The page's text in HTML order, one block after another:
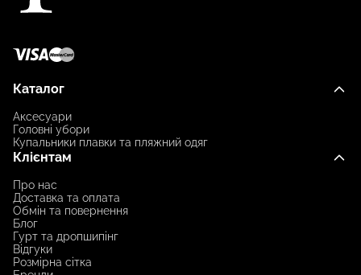
Каталог
Аксесуари
Головні убори
Купальники плавки та пляжний одяг
Клієнтам
Про нас
Доставка та оплата
Обмін та повернення
Блог
Гурт та дропшипінг
Відгуки
Розмірна сітка